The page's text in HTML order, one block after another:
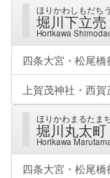
ほりかわしもだち
堀川下立売
Horikawa
四条大宮・松尾橋
上賀茂神社・西
ほりかわまるたま
堀川丸太町
Horikawa
四条大宮・松尾橋